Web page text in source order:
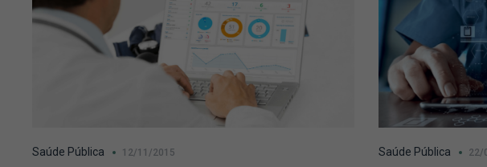
Saúde Pública 12/11/2015 Saúde Pública 22/